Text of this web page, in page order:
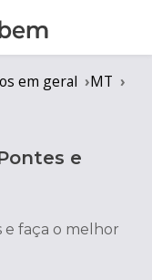
em geral
MT
e
e faça o melhor